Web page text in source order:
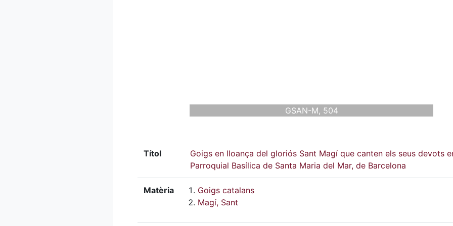
GSAN-M, 504
Títol
Goigs en lloança del gloriós Sant Magí que canten els seus devots
Parroquial Basílica de Santa Maria del Mar, de Barcelona
Matèria
Goigs catalans
Magí, Sant